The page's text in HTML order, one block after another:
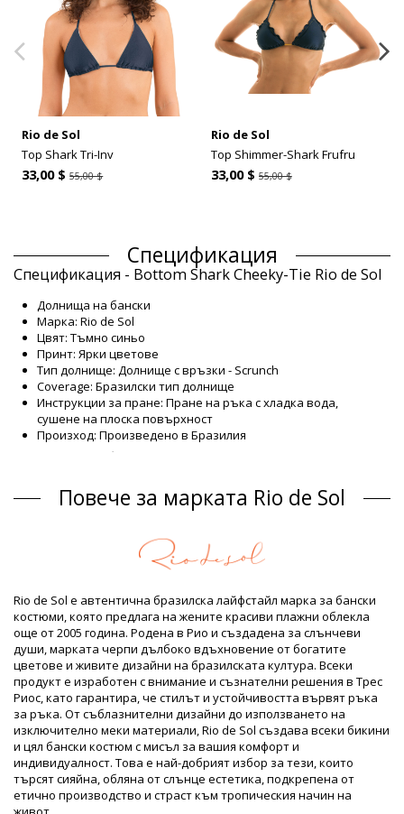
Rio de Sol
Top Shark Tri-Inv
33,00 $55,00 $
Rio de Sol
Top Shimmer-Shark Frufru
33,00 $ 55,00 $
Спецификация
Спецификация - Bottom Shark Cheeky-Tie Rio de Sol
Долнища на бански
Марка: Rio de Sol
Цвят: Тъмно синьо
Принт: Ярки цветове
Тип долнище: Долнище с връзки - Scrunch
Coverage: Бразилски тип долнище
Инструкции за пране: Пране на ръка с хладка вода,
сушене на плоска повърхност
Произход: Произведено в Бразилия
Долнища на бански Тъмно синьо Rio de Sol
Състав: 86% Polyamide, 14% Elastane (LYCRA XTRA LIFE) Oeko-
Подплата: 86% Polyamide, 14% Elastane (LYCRA XTRA LIFE)
Продуктова информация
Отдел: ЖЕНИ, Долнища на бански
Пакетът включва: 1 x Долнища на бански (Други аксесоари
не са включени)
HS CODE: 6112.41.0010
SKU: 1981108650
EAN: XS (7899810136398), S (7899810136404), M (7899810136411),
L (7899810136428), XL (7899810136435)
Тегло: 45g / 0.1lb / 1.59oz
Щампата не е точна и може да варира според формата
Ретуширани снимки
Инструкции за пране и грижа
Повече за марката Rio de Sol
Rio de Sol е автентична бразилска лайфстайл марка за бански
костюми, която предлага на жените красиви плажни облекла
още от 2005 година. Родена в Рио и създадена за слънчеви
души, марката черпи дълбоко вдъхновение от богатите
цветове и живите дизайни на бразилската култура. Всеки
продукт е изработен с внимание и съзнателни решения в Трес
Риос, като гарантира, че стилът и устойчивостта вървят ръка
за ръка. От съблазнителни дизайни до използването на
изключително меки материали, Rio de Sol създава всеки бикини
и цял бански костюм с мисъл за вашия комфорт и
индивидуалност. Това е най-добрият избор за тези, които
търсят сияйна, обляна от слънце естетика, подкрепена от
етично производство и страст към тропическия начин на